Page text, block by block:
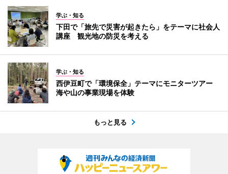
学ぶ・知る
下田で「旅先で災害が起きたら」をテーマに社会人
講座 観光地の防災を考える
学ぶ・知る
西伊豆町で「環境保全」テーマにモニターツアー
海や山の事業現場を体験
もっと見る